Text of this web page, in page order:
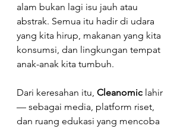
alam bukan lagi isu jauh atau
abstrak. Semua itu hadir di udara
yang kita hirup, makanan yang kita
konsumsi, dan lingkungan tempat
anak-anak kita tumbuh.
Dari keresahan itu, Cleanomic lahir
— sebagai media, platform riset,
dan ruang edukasi yang mencoba